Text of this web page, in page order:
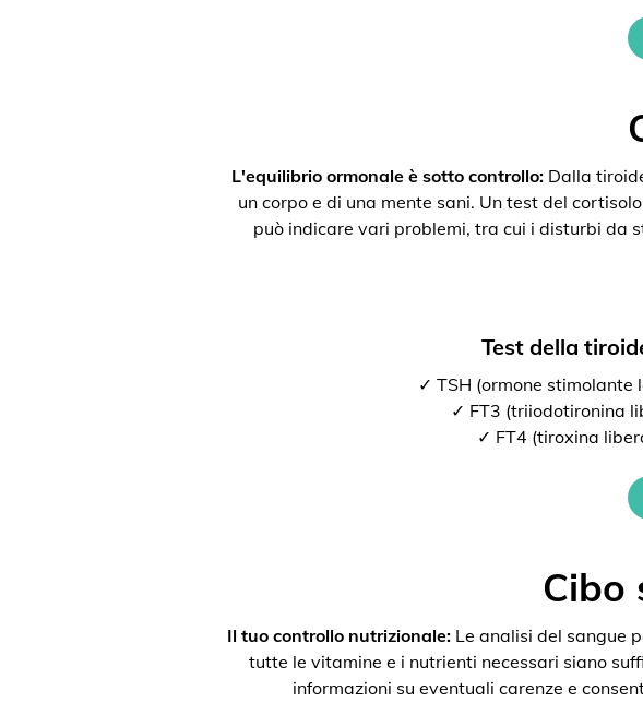
L'equilibrio ormonale è sotto controllo: Dalla
un corpo e di una mente sani. Un test del
può indicare vari problemi, tra cui i disturbi da
Test della
✓ TSH (ormone stimolante
✓ FT3 (triiodotironina
✓ FT4 (tiroxina
Cibo
Il tuo controllo nutrizionale: Le analisi del sangue
tutte le vitamine e i nutrienti necessari siano
informazioni su eventuali carenze e